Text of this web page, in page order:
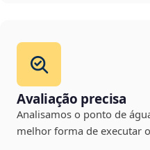
Avaliação precisa
Analisamos o ponto de
melhor forma de executar